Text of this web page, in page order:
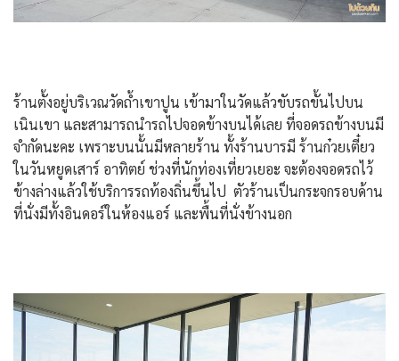
ร้านตั้งอยู่บริเวณวัดถ้ำเขาปูน เข้ามาในวัดแล้วขับรถขั้นไปบน
เนินเขา และสามารถนำรถไปจอดข้างบนได้เลย ที่จอดรถข้างบนมี
จำกัดนะคะ เพราะบนนั้นมีหลายร้าน ทั้งร้านบารมี ร้านก๋วยเตี๋ยว
ในวันหยูดเสาร์ อาทิตย์ ช่วงที่นักท่องเที่ยวเยอะ จะต้องจอดรถไว้
ข้างล่างแล้วใช้บริการรถท้องถิ่นขึ้นไป ตัวร้านเป็นกระจกรอบด้าน
ที่นั่งมีทั้งอินดอร์ในห้องแอร์ และพื้นที่นั่งข้างนอก